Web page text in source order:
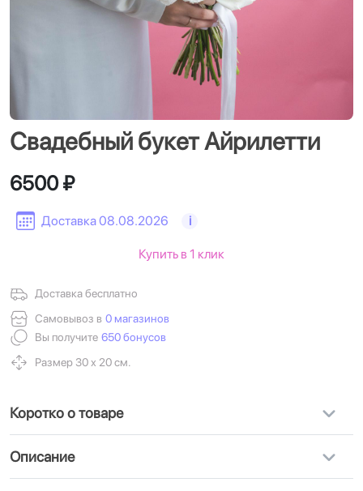
Свадебный букет Айрилетти
Доставка 08.08.2026 i
6500 ₽
Доставка бесплатно
Самовывоз в 0 магазинов
Вы получите 650 бонусов
Размер 30 х 20 см.
Купить в 1 клик
Коротко о товаре
Описание